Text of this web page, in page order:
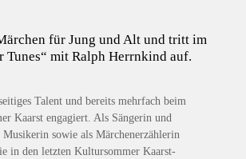
für Jung und Alt und tritt im
Tunes“ mit Ralph Herrnkind auf.
Talent und bereits mehrfach beim
Kaarst engagiert. Als Sängerin und
Musikerin sowie als Märchenerzählerin
in den letzten Kultursommer Kaarst-